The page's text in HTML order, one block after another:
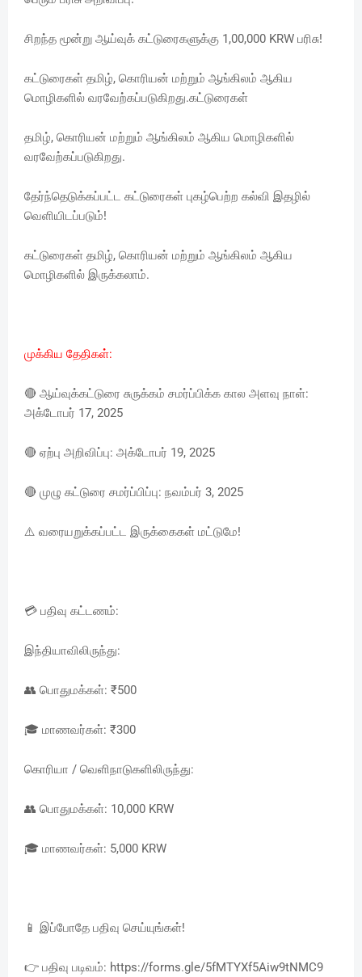
சிறந்த மூன்று ஆய்வுக் கட்டுரைகளுக்கு 1,00,000 KRW பரிசு!
கட்டுரைகள் தமிழ், கொரியன் மற்றும் ஆங்கிலம் ஆகிய
மொழிகளில் வரவேற்கப்படுகிறது.கட்டுரைகள்
தமிழ், கொரியன் மற்றும் ஆங்கிலம் ஆகிய மொழிகளில்
வரவேற்கப்படுகிறது.
தேர்ந்தெடுக்கப்பட்ட கட்டுரைகள் புகழ்பெற்ற கல்வி இதழில்
வெளியிடப்படும்!
கட்டுரைகள் தமிழ், கொரியன் மற்றும் ஆங்கிலம் ஆகிய
மொழிகளில் இருக்கலாம்.
முக்கிய தேதிகள்:
🔴 ஆய்வுக்கட்டுரை சுருக்கம் சமர்ப்பிக்க கால அளவு நாள்:
அக்டோபர் 17, 2025
🔴 ஏற்பு அறிவிப்பு: அக்டோபர் 19, 2025
🔴 முழு கட்டுரை சமர்ப்பிப்பு: நவம்பர் 3, 2025
⚠️ வரையறுக்கப்பட்ட இருக்கைகள் மட்டுமே!
💳 பதிவு கட்டணம்:
இந்தியாவிலிருந்து:
👥 பொதுமக்கள்: ₹500
🎓 மாணவர்கள்: ₹300
கொரியா / வெளிநாடுகளிலிருந்து:
👥 பொதுமக்கள்: 10,000 KRW
🎓 மாணவர்கள்: 5,000 KRW
📱 இப்போதே பதிவு செய்யுங்கள்!
👉 பதிவு படிவம்: https://forms.gle/5fMTYXf5Aiw9tNMC9